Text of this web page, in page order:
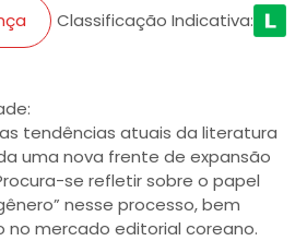
Classificação Indicativa:
tendências atuais da literatura
uma nova frente de expansão
se refletir sobre o papel
nesse processo, bem
no mercado editorial coreano.